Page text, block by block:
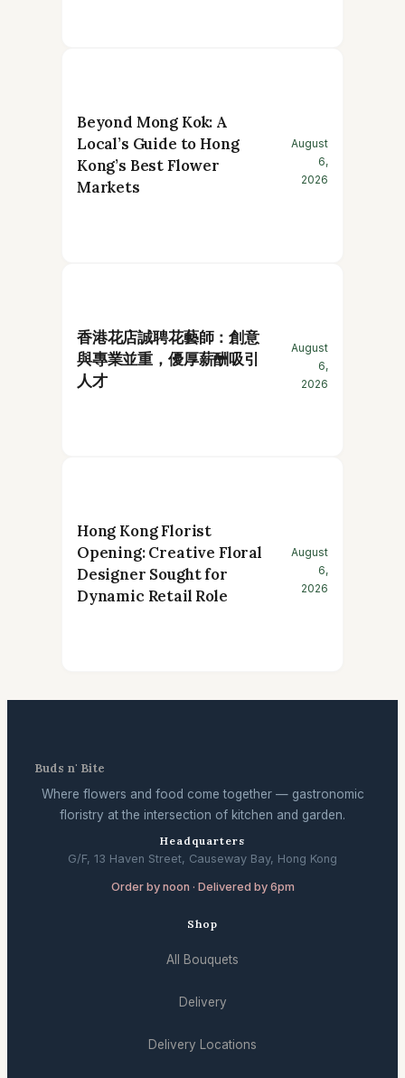
Beyond Mong Kok: A
Local’s Guide to Hong
Kong’s Best Flower
Markets
August
6,
2026
香港花店誠聘花藝師：創意
與專業並重，優厚薪酬吸引
人才
August
6,
2026
Hong Kong Florist
Opening: Creative Floral
Designer Sought for
Dynamic Retail Role
August
6,
2026
Buds n' Bite
Where flowers and food come together — gastronomic
floristry at the intersection of kitchen and garden.
Headquarters
G/F, 13 Haven Street, Causeway Bay, Hong Kong
Order by noon · Delivered by 6pm
Shop
All Bouquets
Delivery
Delivery Locations